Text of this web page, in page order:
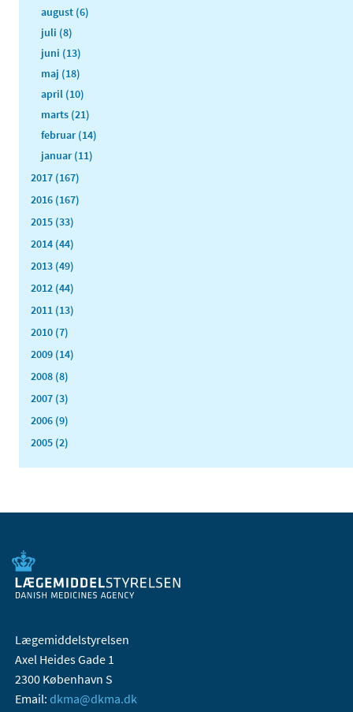
august (6)
juli (8)
juni (13)
maj (18)
april (10)
marts (21)
februar (14)
januar (11)
2017 (167)
2016 (167)
2015 (33)
2014 (44)
2013 (49)
2012 (44)
2011 (13)
2010 (7)
2009 (14)
2008 (8)
2007 (3)
2006 (9)
2005 (2)
Lægemiddelstyrelsen
Axel Heides Gade 1
2300 København S
Email: dkma@dkma.dk